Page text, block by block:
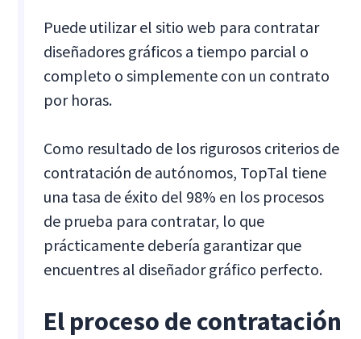
Puede utilizar el sitio web para contratar
diseñadores gráficos a tiempo parcial o
completo o simplemente con un contrato
por horas.
Como resultado de los rigurosos criterios de
contratación de autónomos, TopTal tiene
una tasa de éxito del 98% en los procesos
de prueba para contratar, lo que
prácticamente debería garantizar que
encuentres al diseñador gráfico perfecto.
El proceso de contratación